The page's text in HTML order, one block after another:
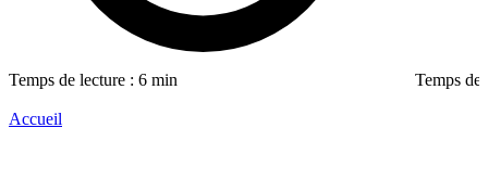
Temps de lecture : 6 min Temps de
Accueil